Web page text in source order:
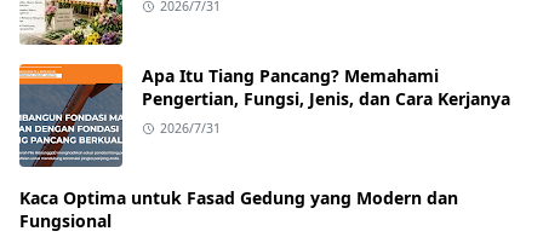
2026/7/31
Apa Itu Tiang Pancang? Memahami
Pengertian, Fungsi, Jenis, dan Cara Kerjanya
2026/7/31
Kaca Optima untuk Fasad Gedung yang Modern dan
Fungsional